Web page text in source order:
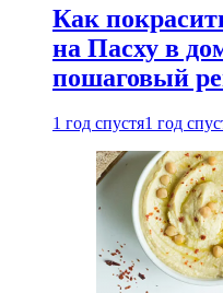
Как
на Пасху в
пошаговый
1 год спустя1 год